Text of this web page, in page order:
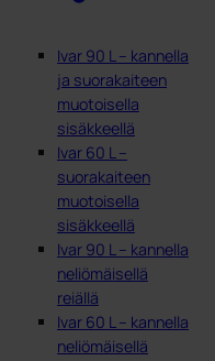
Ivar 90 L – kannella
ja suorakaiteen
muotoisella
sisäkkeellä
Ivar 60 L –
suorakaiteen
muotoisella
sisäkkeellä
Ivar 90 L – kannella
neliömäisellä
reiällä
Ivar 60 L – kannella
neliömäisellä